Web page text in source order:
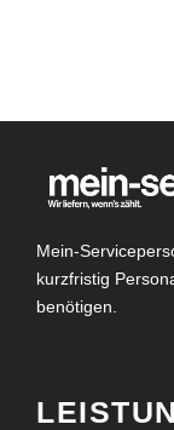
Mein-
kurzfristig
benötigen.